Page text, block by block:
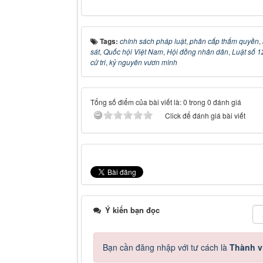
Tags: chính sách pháp luật, phân cấp thẩm quyền,
sát, Quốc hội Việt Nam, Hội đồng nhân dân, Luật số
cử tri, kỷ nguyên vươn mình
Tổng số điểm của bài viết là: 0 trong 0 đánh giá
Click để đánh giá bài viết
Ý kiến bạn đọc
Bạn cần đăng nhập với tư cách là Thành